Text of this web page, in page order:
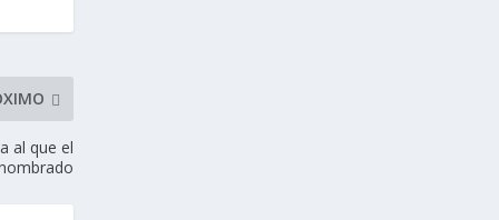
al que el